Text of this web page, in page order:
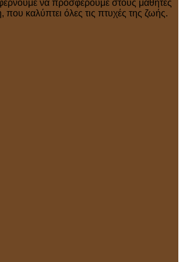
να προσφέρουμε στους μαθητές
καλύπτει όλες τις πτυχές της ζωής.